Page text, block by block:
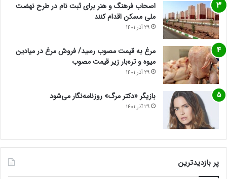
اصحاب فرهنگ و هنر برای ثبت نام در طرح نهضت
ملی مسکن اقدام کنند
29 آذر 1401
مرغ به قیمت مصوب رسید/ فروش مرغ در میادین
میوه و تره‌بار زیر قیمت مصوب
29 آذر 1401
بازیگر «دکتر مرگ» روزنامه‌نگار می‌شود
29 آذر 1401
پر بازدیدترین